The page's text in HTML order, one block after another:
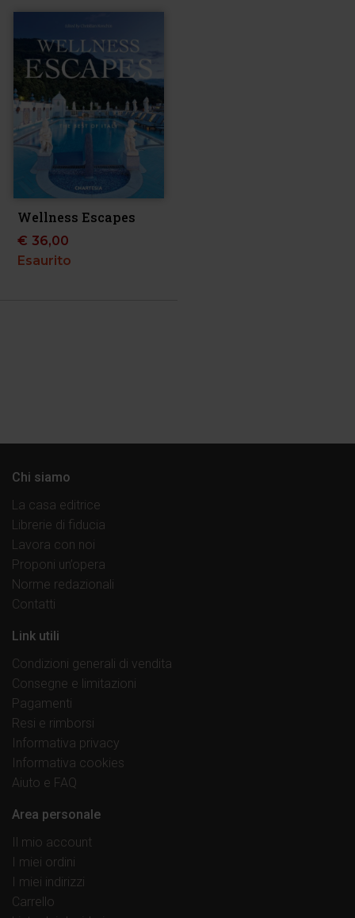
Wellness Escapes
€ 36,00
Esaurito
Chi siamo
La casa editrice
Librerie di fiducia
Lavora con noi
Proponi un’opera
Norme redazionali
Contatti
Link utili
Condizioni generali di vendita
Consegne e limitazioni
Pagamenti
Resi e rimborsi
Informativa privacy
Informativa cookies
Aiuto e FAQ
Area personale
Il mio account
I miei ordini
I miei indirizzi
Carrello